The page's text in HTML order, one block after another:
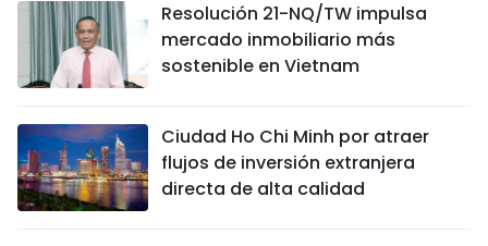
Resolución 21-NQ/TW impulsa
mercado inmobiliario más
sostenible en Vietnam
Ciudad Ho Chi Minh por atraer
flujos de inversión extranjera
directa de alta calidad